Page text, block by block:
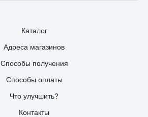
Каталог
Адреса магазинов
Способы получения
Способы оплаты
Что улучшить?
Контакты